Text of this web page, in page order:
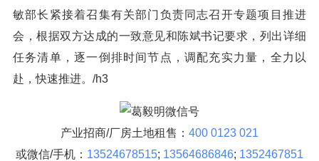
敏部长紧接着召集有关部门负责同志召开专题项目推进
会，根据双方达成的一致意见和陈斌书记要求，列出详细
任务清单，逐一倒排时间节点，调配充实力量，全力以
赴，快速推进。/h3
产业招商/厂房土地租售： 400 0123 021
或微信/手机： 13524678515; 13564686846; 1352467851